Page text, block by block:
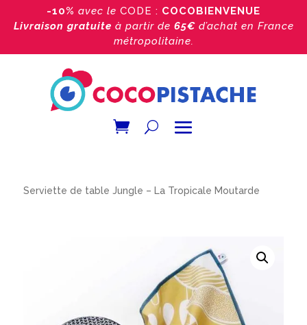
-10% avec le CODE : COCOBIENVENUE
Livraison gratuite à partir de 65€ d’achat en France
métropolitaine.
Serviette de table Jungle – La Tropicale Moutarde